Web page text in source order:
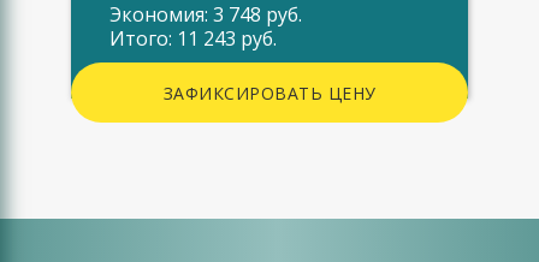
Экономия: 3 748 руб.
Итого: 11 243 руб.
ЗАФИКСИРОВАТЬ ЦЕНУ